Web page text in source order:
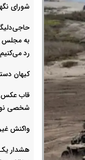
شورای
به مجلس
رد می‌کنیم
کیهان
قاب عکس
شخصی
واکنش
هشدار